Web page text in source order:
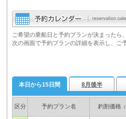
ご希望の乗船日と予約プランが決まった
次の画面で予約プランの詳細を表示し、ご
本日から15日間 8月後半
区分 予約プラン名 釣割価格